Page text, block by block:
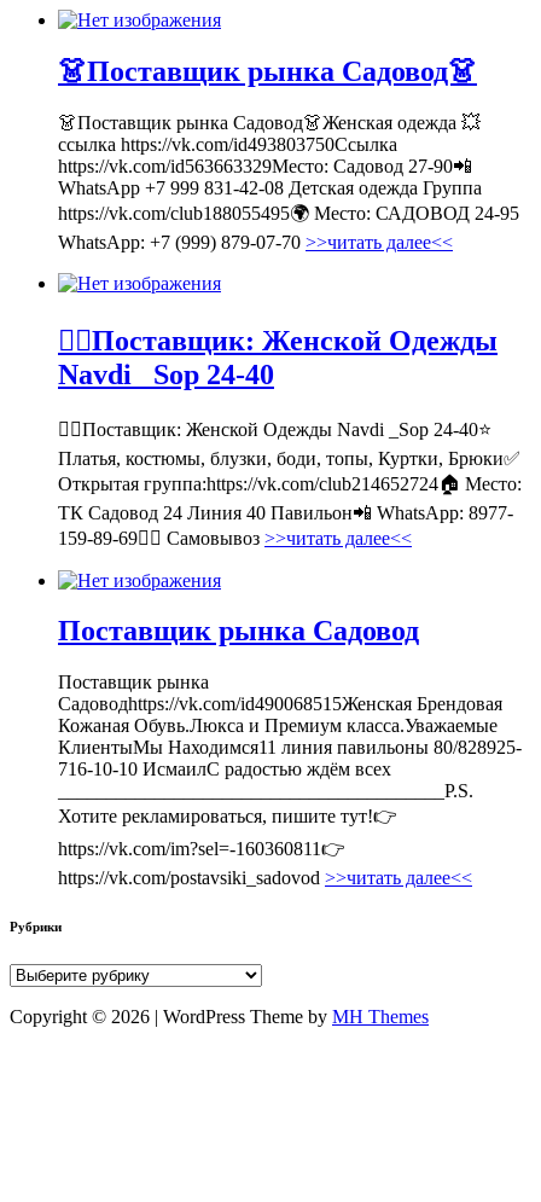
👗Поставщик рынка Садовод👗
👗Поставщик рынка Садовод👗Женская одежда 💥
ссылка https://vk.com/id493803750Ссылка
https://vk.com/id563663329Место: Садовод 27-90📲
WhatsApp +7 999 831-42-08 Детская одежда Группа
https://vk.com/club188055495🌍 Место: САДОВОД 24-95
WhatsApp: +7 (999) 879-07-70 >>читать далее<<
💁‍♂Поставщик: Женской Одежды
Navdi _Sop 24-40
💁‍♂Поставщик: Женской Одежды Navdi _Sop 24-40⭐
Платья, костюмы, блузки, боди, топы, Куртки, Брюки✅
Открытая группа:https://vk.com/club214652724🏠 Место:
ТК Садовод 24 Линия 40 Павильон📲 WhatsApp: 8977-
159-89-69🚶‍♀ Самовывоз >>читать далее<<
Поставщик рынка Садовод
Поставщик рынка
Садоводhttps://vk.com/id490068515Женская Брендовая
Кожаная Обувь.Люкса и Премиум класса.Уважаемые
КлиентыМы Находимся11 линия павильоны 80/828925-
716-10-10 ИсмаилС радостью ждём всех
________________________________________P.S.
Хотите рекламироваться, пишите тут!👉
https://vk.com/im?sel=-160360811👉
https://vk.com/postavsiki_sadovod >>читать далее<<
Рубрики
Рубрики
Copyright © 2026 | WordPress Theme by MH Themes